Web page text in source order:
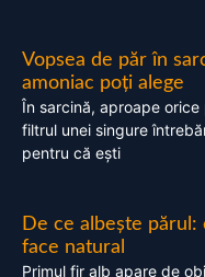
Vopsea de păr în
amoniac poți alege
În sarcină, aproape
filtrul unei singure
pentru că ești
De ce albește
face natural
Primul fir alb apare de